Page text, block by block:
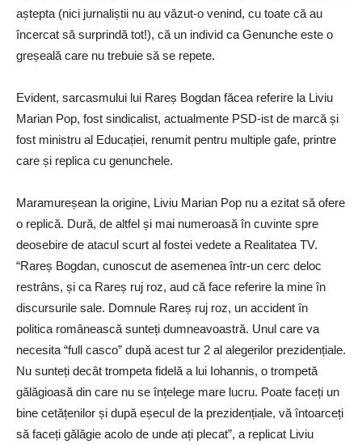
aștepta (nici jurnaliștii nu au văzut-o venind, cu toate că au
încercat să surprindă tot!), că un individ ca Genunche este o
greșeală care nu trebuie să se repete.
Evident, sarcasmului lui Rareș Bogdan făcea referire la Liviu
Marian Pop, fost sindicalist, actualmente PSD-ist de marcă și
fost ministru al Educației, renumit pentru multiple gafe, printre
care și replica cu genunchele.
Maramureșean la origine, Liviu Marian Pop nu a ezitat să ofere
o replică. Dură, de altfel și mai numeroasă în cuvinte spre
deosebire de atacul scurt al fostei vedete a Realitatea TV.
“Rareș Bogdan, cunoscut de asemenea într-un cerc deloc
restrâns, și ca Rareș ruj roz, aud că face referire la mine în
discursurile sale. Domnule Rareș ruj roz, un accident în
politica românească sunteți dumneavoastră. Unul care va
necesita “full casco” după acest tur 2 al alegerilor prezidențiale.
Nu sunteți decât trompeta fidelă a lui Iohannis, o trompetă
gălăgioasă din care nu se înțelege mare lucru. Poate faceți un
bine cetățenilor și după eșecul de la prezidențiale, vă întoarceți
să faceți gălăgie acolo de unde ați plecat”, a replicat Liviu